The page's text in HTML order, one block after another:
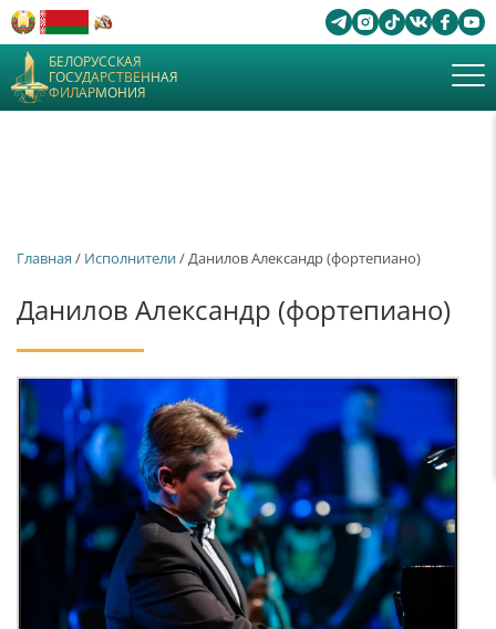
БЕЛОРУССКАЯ
ГОСУДАРСТВЕННАЯ
ФИЛАРМОНИЯ
Главная / Исполнители/ Данилов Александр (фортепиано)
Данилов Александр (фортепиано)